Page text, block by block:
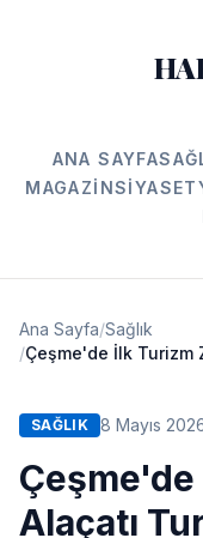
ANA SAYFA
MAGAZINSIYASET
Ana Sayfa/Sağlık
/
SAĞLIK 8 Mayıs
Alaçatı